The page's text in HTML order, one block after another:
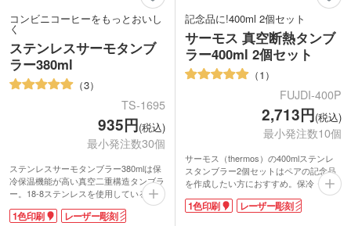
コンビニコーヒーをもっとおいし
く
ステンレスサーモタンブ
ラー380ml
3
TS-1695
935円(税込)
最小発注数30個
ステンレスサーモタンブラー380mlは保
冷保温機能が高い真空二重構造タンブラ
ー。18-8ステンレスを使用しているので
汚れやニオイが付きにくく、錆にも強い
のが特徴です。真空二重構造タンブラー
1色印刷 レーザー彫刻
記念品に!400ml 2個セット
サーモス 真空断熱タンブ
ラー400ml 2個セット
1
FUJDI-400P
2,713円(税込)
最小発注数10個
サーモス（thermos）の400mlステンレ
スタンブラー2個セットはペアの記念品
を作成したい方におすすめ。保冷・保温
に優れたステンレス製のタンブラーは定
番の人気商品です。
1色印刷 レーザー彫刻